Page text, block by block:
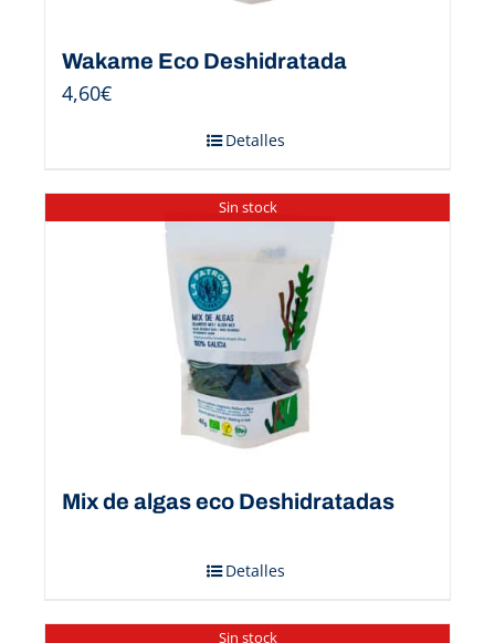
Wakame Eco Deshidratada
4,60€
Detalles
Sin stock
Mix de algas eco Deshidratadas
Detalles
Sin stock